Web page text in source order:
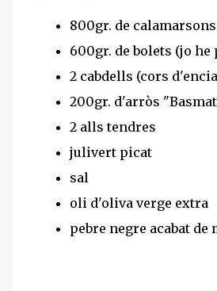
800gr. de
600gr. de bolets (jo
2 cabdells (cors
200gr. d'arròs
2 alls tendres
julivert picat
sal
oli d'oliva verge extra
pebre negre acabat de